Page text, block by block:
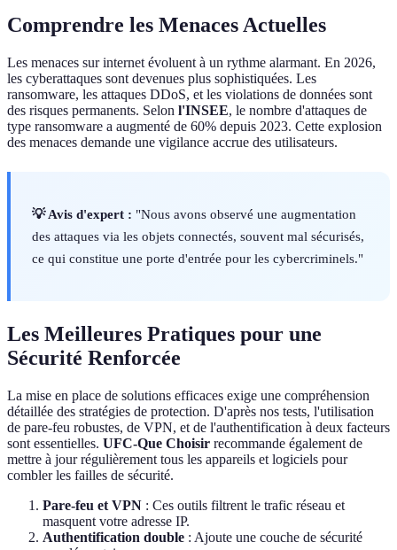
Comprendre les Menaces Actuelles
Les menaces sur internet évoluent à un rythme alarmant. En 2026,
les cyberattaques sont devenues plus sophistiquées. Les
ransomware, les attaques DDoS, et les violations de données sont
des risques permanents. Selon l'INSEE, le nombre d'attaques de
type ransomware a augmenté de 60% depuis 2023. Cette explosion
des menaces demande une vigilance accrue des utilisateurs.
💡 Avis d'expert : "Nous avons observé une augmentation
des attaques via les objets connectés, souvent mal sécurisés,
ce qui constitue une porte d'entrée pour les cybercriminels."
Les Meilleures Pratiques pour une
Sécurité Renforcée
La mise en place de solutions efficaces exige une compréhension
détaillée des stratégies de protection. D'après nos tests, l'utilisation
de pare-feu robustes, de VPN, et de l'authentification à deux facteurs
sont essentielles. UFC-Que Choisir recommande également de
mettre à jour régulièrement tous les appareils et logiciels pour
combler les failles de sécurité.
Pare-feu et VPN : Ces outils filtrent le trafic réseau et
masquent votre adresse IP.
Authentification double : Ajoute une couche de sécurité